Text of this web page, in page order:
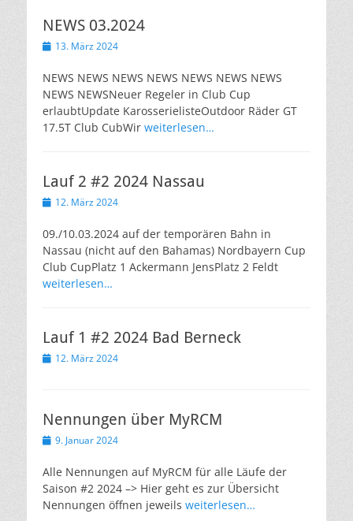
NEWS 03.2024
Veröffentlicht
13. März 2024
NEWS NEWS NEWS NEWS NEWS NEWS NEWS
NEWS NEWSNeuer Regeler in Club Cup
erlaubtUpdate KarosserielisteOutdoor Räder GT
17.5T Club CubWir weiterlesen…
Lauf 2 #2 2024 Nassau
Veröffentlicht
12. März 2024
09./10.03.2024 auf der temporären Bahn in
Nassau (nicht auf den Bahamas) Nordbayern Cup
Club CupPlatz 1 Ackermann JensPlatz 2 Feldt
weiterlesen…
Lauf 1 #2 2024 Bad Berneck
Veröffentlicht
12. März 2024
Nennungen über MyRCM
Veröffentlicht
9. Januar 2024
Alle Nennungen auf MyRCM für alle Läufe der
Saison #2 2024 –> Hier geht es zur Übersicht
Nennungen öffnen jeweils weiterlesen…